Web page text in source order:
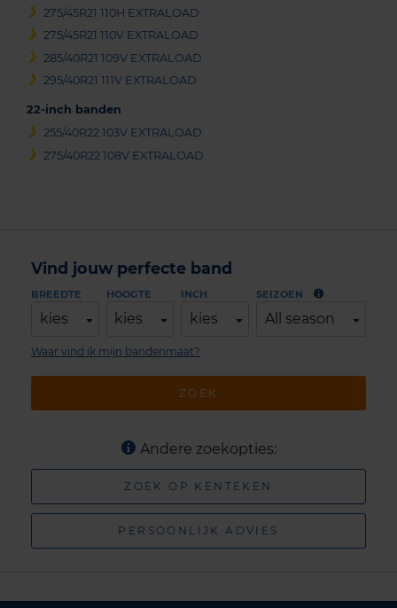
275/45R21 110H EXTRALOAD
275/45R21 110V EXTRALOAD
285/40R21 109V EXTRALOAD
295/40R21 111V EXTRALOAD
22-inch banden
255/40R22 103V EXTRALOAD
275/40R22 108V EXTRALOAD
Vind jouw perfecte band
BREEDTE
kies
HOOGTE
kies
INCH
kies
SEIZOEN
All season
ZOEK
Waar vind ik mijn bandenmaat?
Andere zoekopties:
ZOEK OP KENTEKEN
PERSOONLIJK ADVIES